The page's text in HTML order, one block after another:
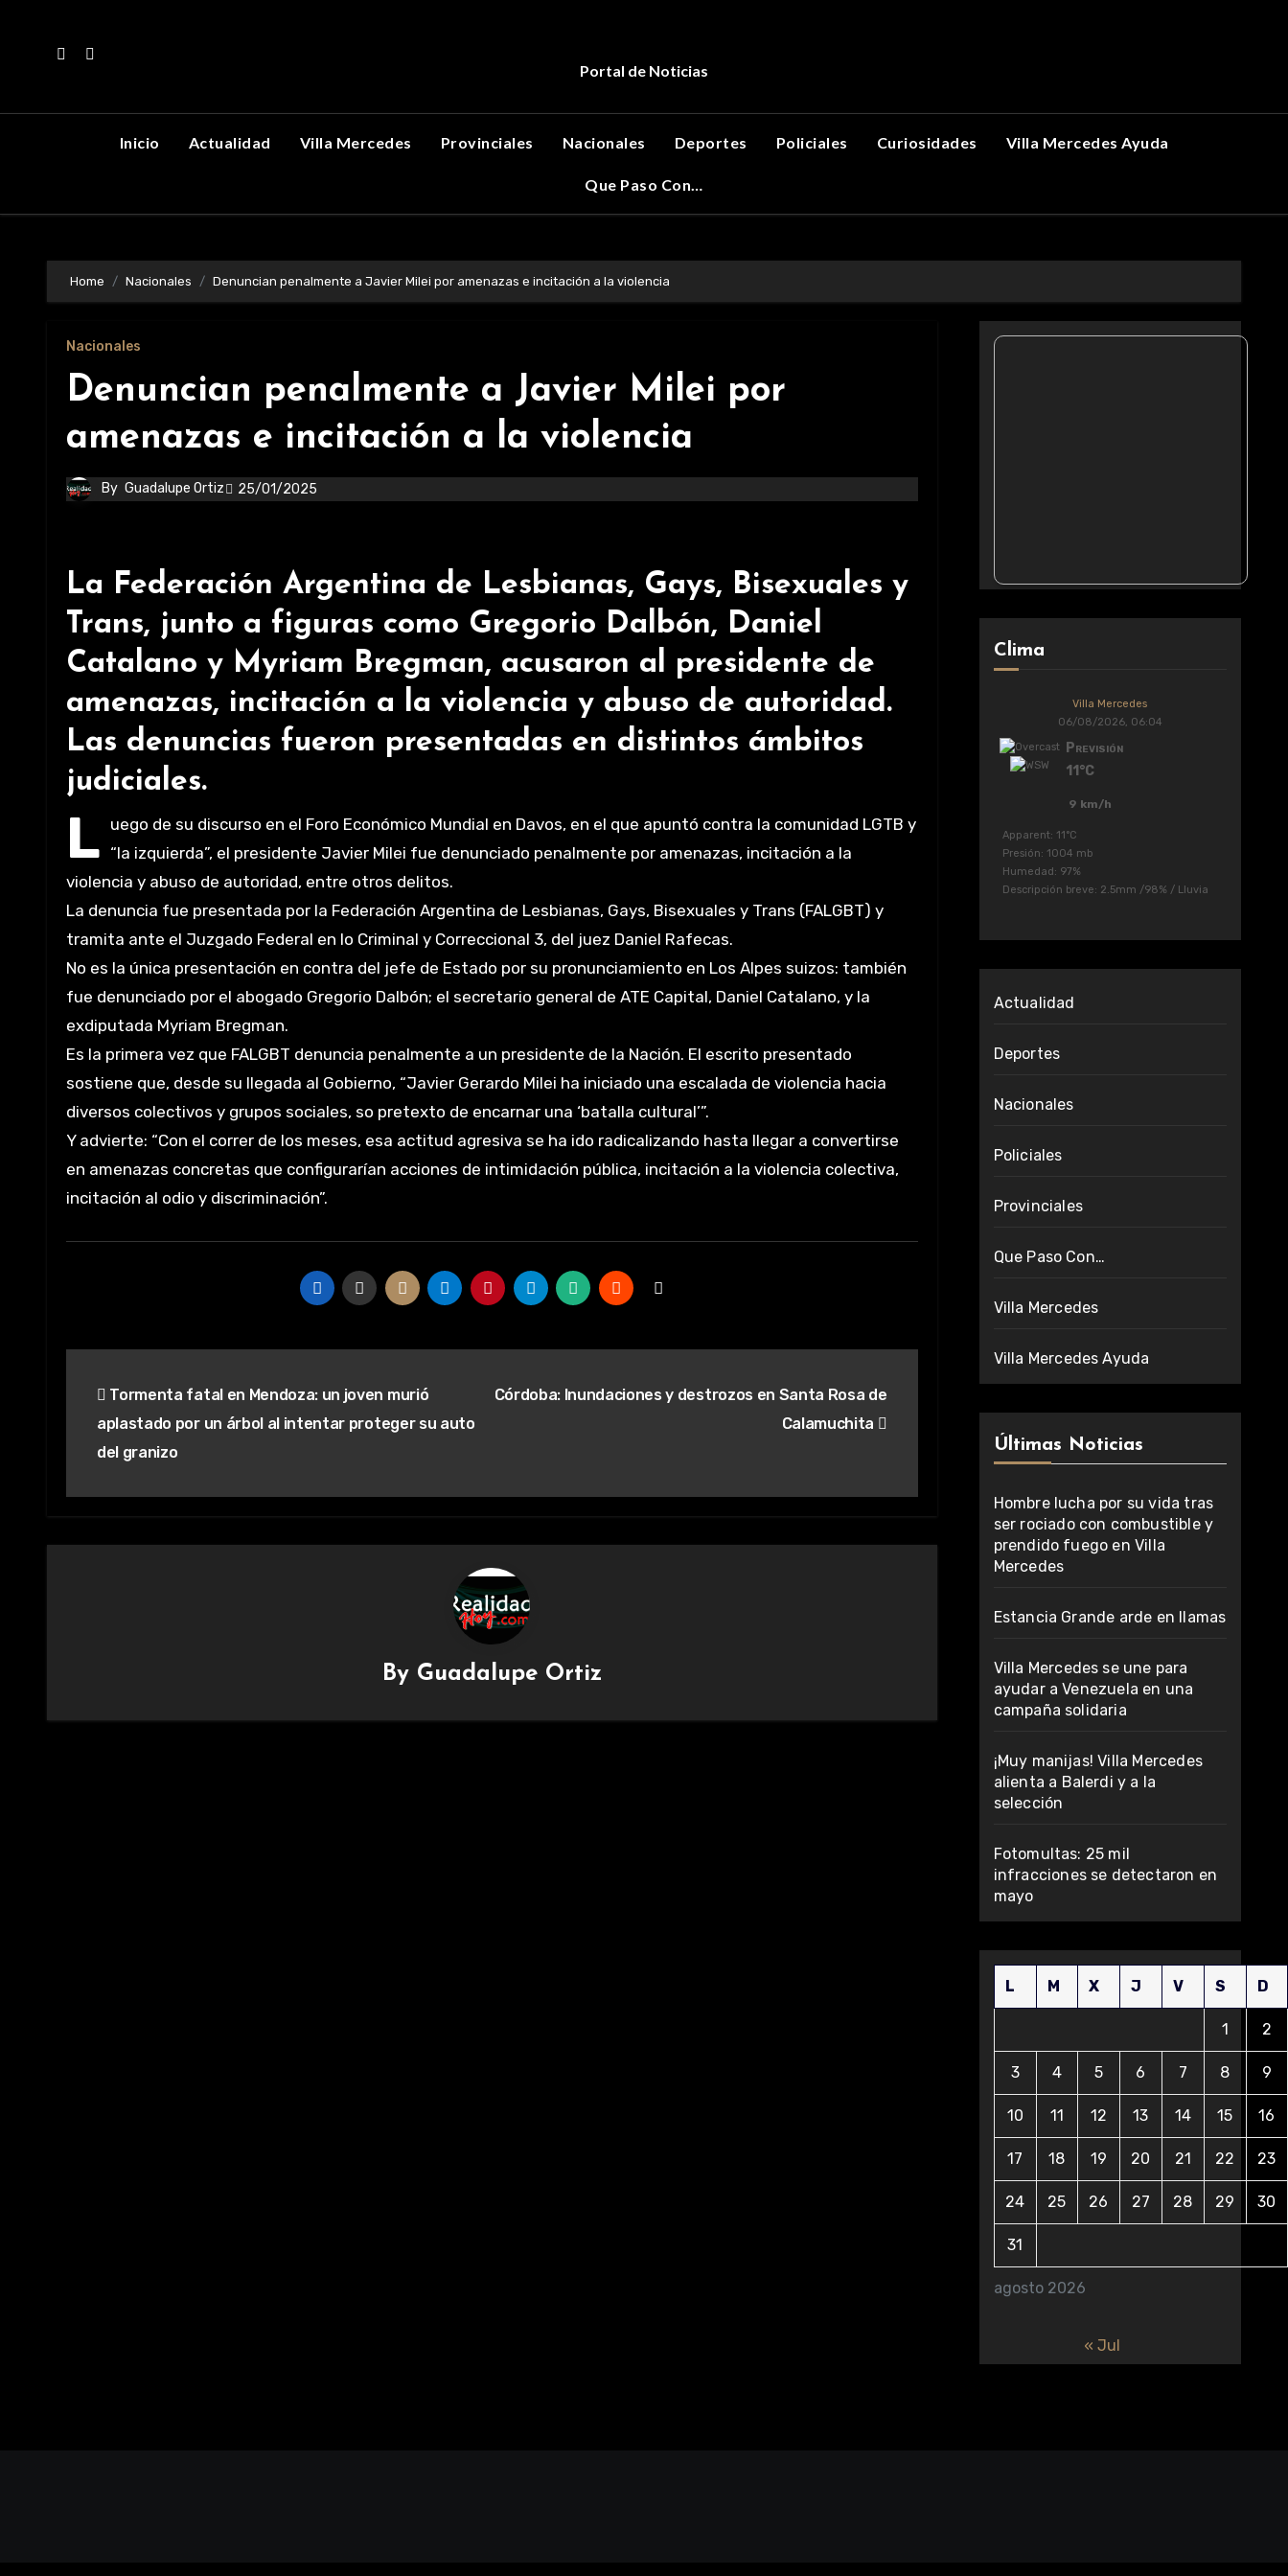
Portal de Noticias
Inicio Actualidad Villa Mercedes Provinciales Nacionales Deportes Policiales Curiosidades Villa Mercedes Ayuda
Que Paso Con…
Home Nacionales Denuncian penalmente a Javier Milei por amenazas e incitación a la violencia
Nacionales
Denuncian penalmente a Javier Milei por
amenazas e incitación a la violencia
By Guadalupe Ortiz 25/01/2025
La Federación Argentina de Lesbianas, Gays, Bisexuales y
Trans, junto a figuras como Gregorio Dalbón, Daniel
Catalano y Myriam Bregman, acusaron al presidente de
amenazas, incitación a la violencia y abuso de autoridad.
Las denuncias fueron presentadas en distintos ámbitos
judiciales.
L uego de su discurso en el Foro Económico Mundial en Davos, en el que apuntó contra la comunidad LGTB y
“la izquierda”, el presidente Javier Milei fue denunciado penalmente por amenazas, incitación a la
violencia y abuso de autoridad, entre otros delitos.
La denuncia fue presentada por la Federación Argentina de Lesbianas, Gays, Bisexuales y Trans (FALGBT) y
tramita ante el Juzgado Federal en lo Criminal y Correccional 3, del juez Daniel Rafecas.
No es la única presentación en contra del jefe de Estado por su pronunciamiento en Los Alpes suizos: también
fue denunciado por el abogado Gregorio Dalbón; el secretario general de ATE Capital, Daniel Catalano, y la
exdiputada Myriam Bregman.
Es la primera vez que FALGBT denuncia penalmente a un presidente de la Nación. El escrito presentado
sostiene que, desde su llegada al Gobierno, “Javier Gerardo Milei ha iniciado una escalada de violencia hacia
diversos colectivos y grupos sociales, so pretexto de encarnar una ‘batalla cultural’”.
Y advierte: “Con el correr de los meses, esa actitud agresiva se ha ido radicalizando hasta llegar a convertirse
en amenazas concretas que configurarían acciones de intimidación pública, incitación a la violencia colectiva,
incitación al odio y discriminación”.
de
entradas
Tormenta fatal en Mendoza: un joven murió
aplastado por un árbol al intentar proteger su auto
del granizo
Córdoba: Inundaciones y destrozos en Santa Rosa de
Calamuchita
By Guadalupe Ortiz
Clima
Villa Mercedes
06/08/2026, 06:04
Previsión
11°C
9 km/h
Apparent: 11°C
Presión: 1004 mb
Humedad: 97%
Descripción breve: 2.5mm /98% / Lluvia
Actualidad
Deportes
Nacionales
Policiales
Provinciales
Que Paso Con…
Villa Mercedes
Villa Mercedes Ayuda
Últimas Noticias
Hombre lucha por su vida tras
ser rociado con combustible y
prendido fuego en Villa
Mercedes
Estancia Grande arde en llamas
Villa Mercedes se une para
ayudar a Venezuela en una
campaña solidaria
¡Muy manijas! Villa Mercedes
alienta a Balerdi y a la
selección
Fotomultas: 25 mil
infracciones se detectaron en
mayo
agosto 2026
L M X J V S D
1 2
3 4 5 6 7 8 9
10 11 12 13 14 15 16
17 18 19 20 21 22 23
24 25 26 27 28 29 30
31
« Jul